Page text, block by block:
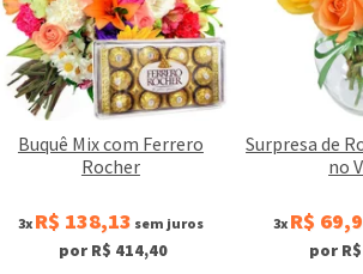
Buquê Mix com Ferrero
Rocher
3x R$ 138,13 sem juros
por R$ 414,40
Surpresa de
no
3x R$
por